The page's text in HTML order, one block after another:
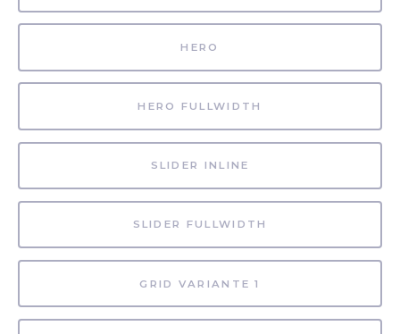
HERO
HERO FULLWIDTH
SLIDER INLINE
SLIDER FULLWIDTH
GRID VARIANTE 1